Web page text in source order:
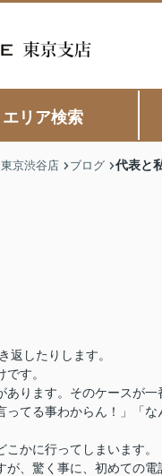
エリア検索
京渋谷店 ブログ 代表と
返したりします。
です。
ります。そのケースが一
てる事わからん！」「
かに行ってしまいます。
、驚く事に、初めての電